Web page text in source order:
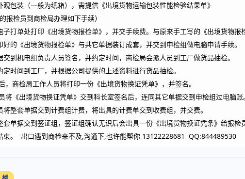
观包装（一般为纸箱），需提供《出境货物运输包装性能检验结果单》
报检员到商检局办理如下手续）
子打单处打印《出境货物报检单》，并交手续费。与原来手工写的《出境货物报
好的《出境货物报检单》与共它单据装订成套，并交到申检组做电脑申请手续。
交到机电组负责人员签名，并约定时间，商检局会派人员到工厂做货品抽检。
定时间到工厂，并根据公司提供的上述资料进行货品抽检。
，商检局工作人员将打印一份《出境货物换证凭单》，并签名。
将《出境货物换证凭单》交到科长室签名后，连同其它单据交到申检组过电脑账。
将整套单据交到计费组计费，将出具的计费单交到收费组，并交费。
套单据交到签证组，签证组确认无识后会出具一份《出境货物换证凭条》给报检
束。 出口遇到商检来不及,沟通下,也许能帮你 13122228681 QQ:844489530